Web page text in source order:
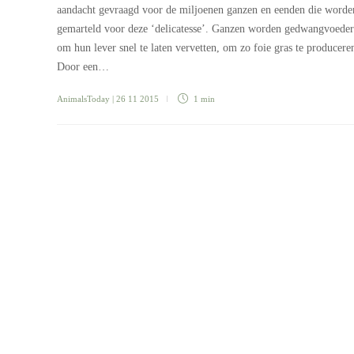
aandacht gevraagd voor de miljoenen ganzen en eenden die
gemarteld voor deze ‘delicatesse’. Ganzen worden
om hun lever snel te laten vervetten, om zo foie gras te
Door een…
AnimalsToday | 26 11 2015 1 min